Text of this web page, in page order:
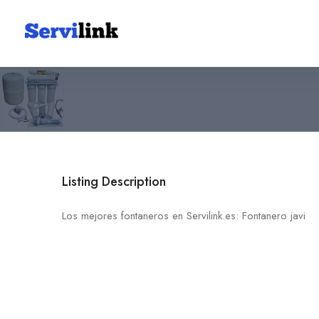
Fontanero javi
Listing Description
Los mejores fontaneros en Servilink.es: Fontanero javi